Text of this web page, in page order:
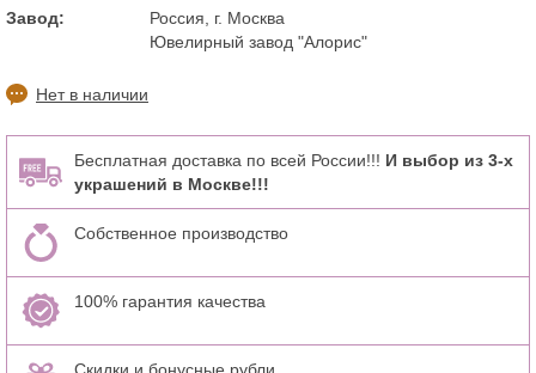
Завод:
Россия, г. Москва
Ювелирный завод "Алорис"
Нет в наличии
Бесплатная доставка по всей России!!! И выбор из 3-х
украшений в Москве!!!
Собственное производство
100% гарантия качества
Скидки и бонусные рубли